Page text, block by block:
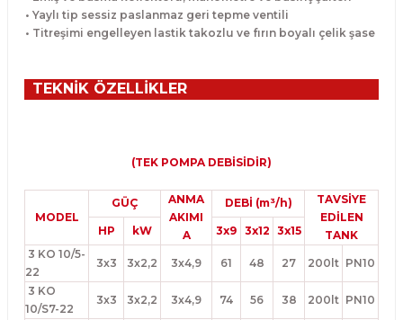
• Yaylı tip sessiz paslanmaz geri tepme ventili
• Titreşimi engelleyen lastik takozlu ve fırın boyalı çelik şase
TEKNİK ÖZELLİKLER
(TEK POMPA DEBİSİDİR)
MODEL
GÜÇ
ANMA
AKIMI
A
DEBİ (m³/h)
TAVSİYE
EDİLEN
TANK
HP kW 3x9 3x12 3x15
3 KO 10/5-
22
3x3 3x2,2 3x4,9 61 48 27 200lt PN10
3 KO
10/S7-22
3x3 3x2,2 3x4,9 74 56 38 200lt PN10